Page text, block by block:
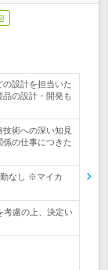
設計を担当いた
の設計・開発も
技術への深い知見
の仕事につきた
なし ※マイカ
考慮の上、決定い